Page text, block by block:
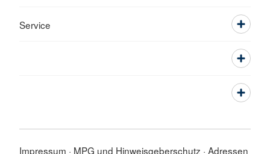
Service
Impressum MPG und Hinweisgeberschutz Adressen